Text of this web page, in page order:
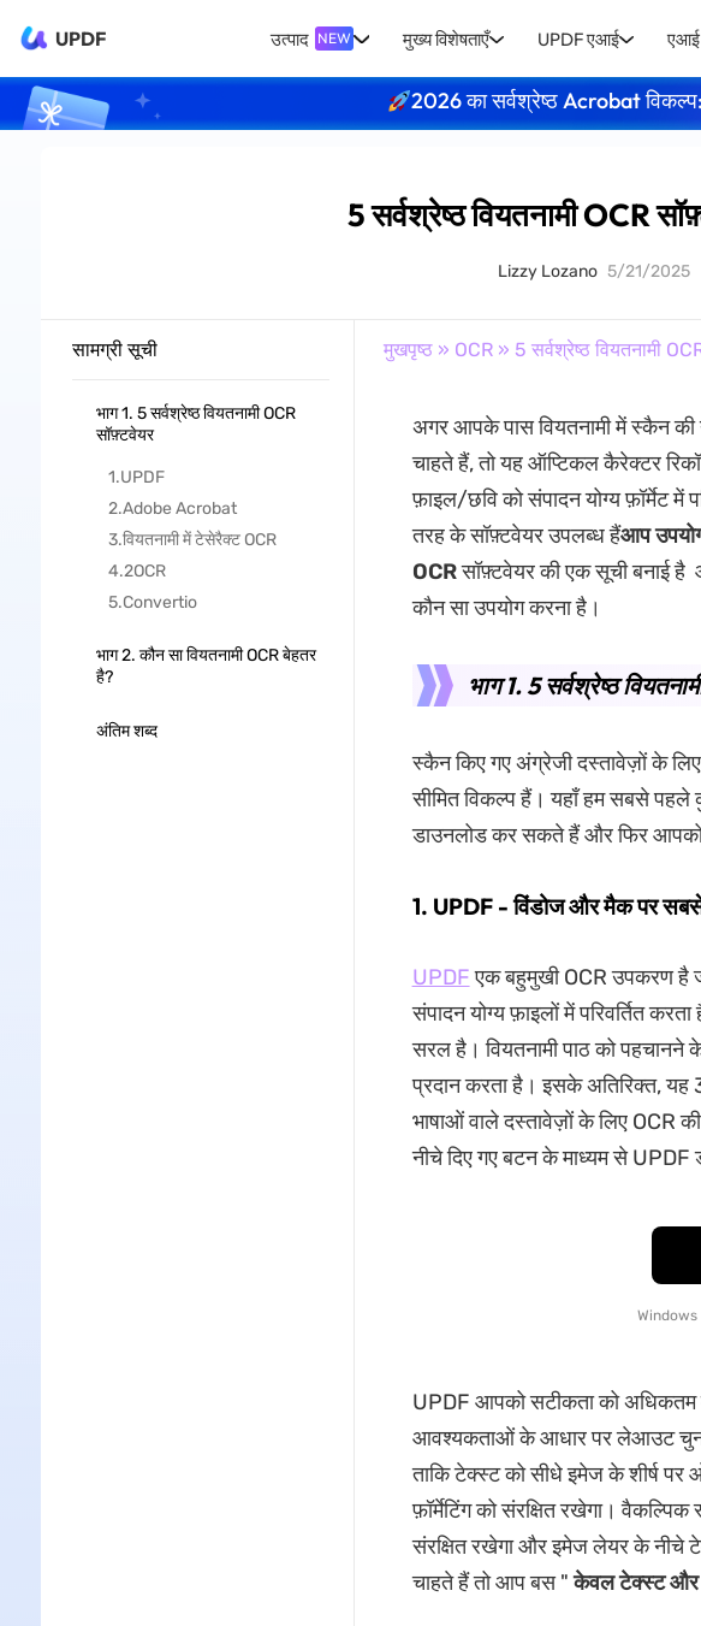
UPDF उत्पाद NEW मुख्य विशेषताएँ UPDF एआई
2026 का सर्वश्रेष्ठ Acrobat
5 सर्वश्रेष्ठ वियतनामी OCR
Lizzy Lozano 5/21/2025
सामग्री सूची
भाग 1. 5 सर्वश्रेष्ठ वियतनामी OCR
सॉफ़्टवेयर
1.UPDF
2.Adobe Acrobat
3.वियतनामी में टेसेरैक्ट OCR
4.2OCR
5.Convertio
भाग 2. कौन सा वियतनामी OCR बेहतर
है?
अंतिम शब्द
मुखपृष्ठ» OCR» 5 सर्वश्रेष्ठ वियतनामी
अगर आपके पास वियतनामी में स्कैन
चाहते हैं, तो यह ऑप्टिकल कैरेक्टर
फ़ाइल/छवि को संपादन योग्य फ़ॉर्मेट
तरह के सॉफ़्टवेयर उपलब्ध हैंआप
OCRसॉफ़्टवेयर की एक सूची बनाई
कौन सा उपयोग करना है।
भाग 1. 5 सर्वश्रेष्ठ
स्कैन किए गए अंग्रेजी दस्तावेज़ों के
सीमित विकल्प हैं। यहाँ हम सबसे पहले
डाउनलोड कर सकते हैं और फिर
1. UPDF - विंडोज और मैक पर सबसे
UPDFएक बहुमुखी OCR उपकरण है
संपादन योग्य फ़ाइलों में परिवर्तित
सरल है। वियतनामी पाठ को पहचानने
प्रदान करता है। इसके अतिरिक्त,
भाषाओं वाले दस्तावेज़ों के लिए OCR
नीचे दिए गए बटन के माध्यम से UPDF
Windows
UPDF आपको सटीकता को
आवश्यकताओं के आधार पर लेआउट
ताकि टेक्स्ट को सीधे इमेज के शीर्ष
फ़ॉर्मेटिंग को संरक्षित रखेगा।
संरक्षित रखेगा और इमेज लेयर के नीचे
चाहते हैं तो आप बस "केवल टेक्स्ट और